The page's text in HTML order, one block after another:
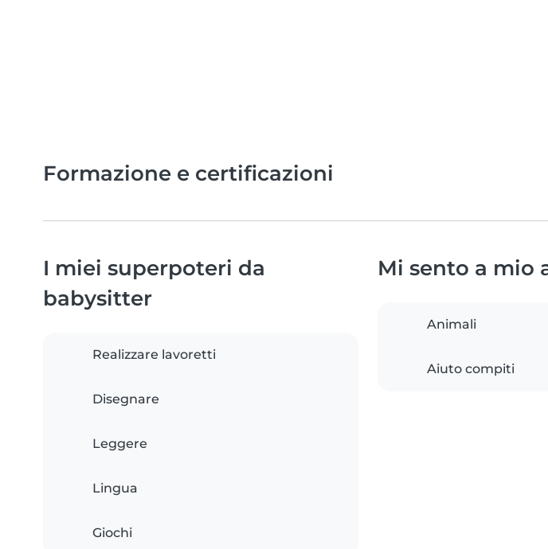
Formazione e certificazioni
I miei superpoteri da
babysitter
Realizzare lavoretti
Disegnare
Leggere
Lingua
Giochi
Mi sento a mio
Animali
Aiuto compiti